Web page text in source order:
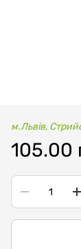
м.Львів,
105.00